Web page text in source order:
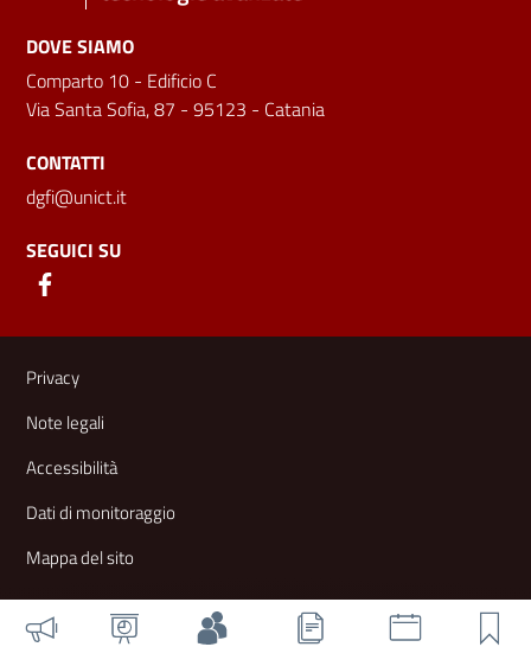
DOVE SIAMO
Comparto 10 - Edificio C
Via Santa Sofia, 87 - 95123 - Catania
CONTATTI
dgfi@unict.it
SEGUICI SU
Link e informazioni utili
Privacy
Note legali
Accessibilità
Dati di monitoraggio
Mappa del sito